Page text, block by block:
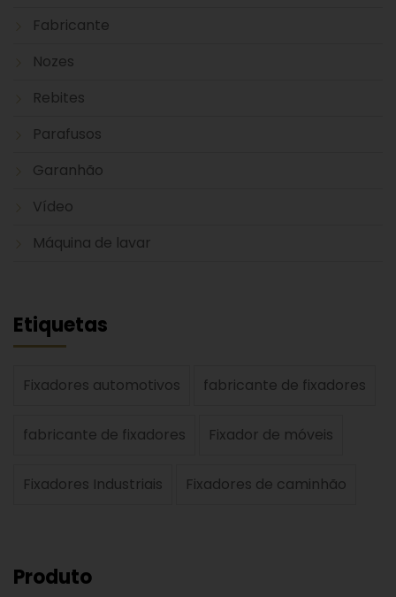
Fabricante
Nozes
Rebites
Parafusos
Garanhão
Vídeo
Máquina de lavar
Etiquetas
Fixadores automotivos fabricante de fixadores
fabricante de fixadores Fixador de móveis
Fixadores Industriais Fixadores de caminhão
Produto